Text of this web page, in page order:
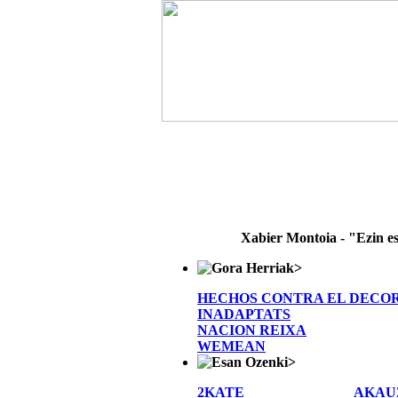
Xabier Montoia - "Ezin
>
HECHOS CONTRA EL
INADAPTATS
NACION REIXA
WEMEAN
>
2KATE